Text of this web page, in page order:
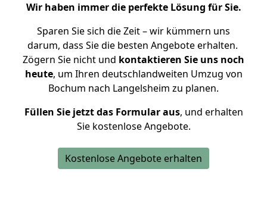
Wir haben immer die perfekte Lösung für Sie.
Sparen Sie sich die Zeit – wir kümmern uns
darum, dass Sie die besten Angebote erhalten.
Zögern Sie nicht und kontaktieren Sie uns noch
heute, um Ihren deutschlandweiten Umzug von
Bochum nach Langelsheim zu planen.
Füllen Sie jetzt das Formular aus, und erhalten
Sie kostenlose Angebote.
Kostenlose Angebote erhalten